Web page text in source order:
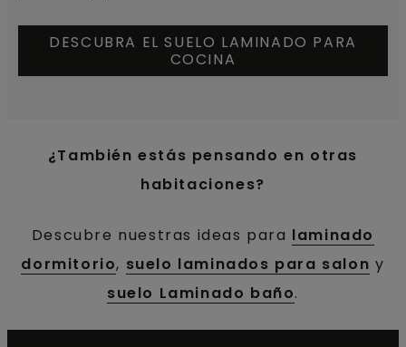
DESCUBRA EL SUELO LAMINADO PARA
COCINA
¿También estás pensando en otras
habitaciones?
Descubre nuestras ideas para laminado
dormitorio, suelo laminados para salon y
suelo Laminado baño.